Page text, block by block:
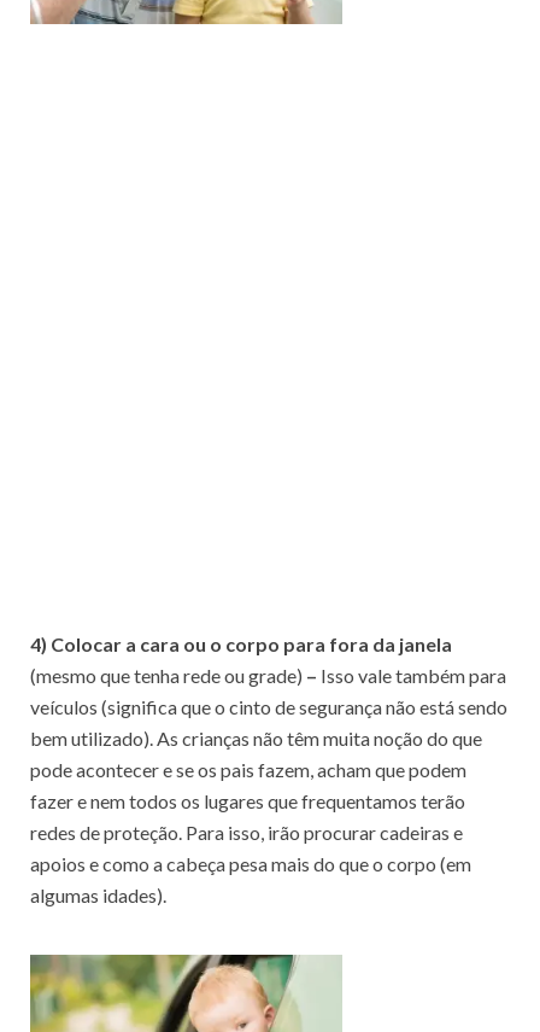
4) Colocar a cara ou o corpo para fora da janela
(mesmo que tenha rede ou grade) – Isso vale também para
veículos (significa que o cinto de segurança não está sendo
bem utilizado). As crianças não têm muita noção do que
pode acontecer e se os pais fazem, acham que podem
fazer e nem todos os lugares que frequentamos terão
redes de proteção. Para isso, irão procurar cadeiras e
apoios e como a cabeça pesa mais do que o corpo (em
algumas idades).